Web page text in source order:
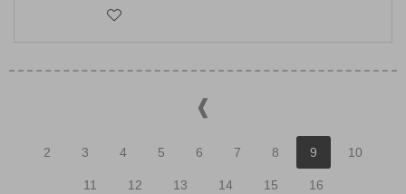
2 3 4 5 6 7 8 9 10
11 12 13 14 15 16